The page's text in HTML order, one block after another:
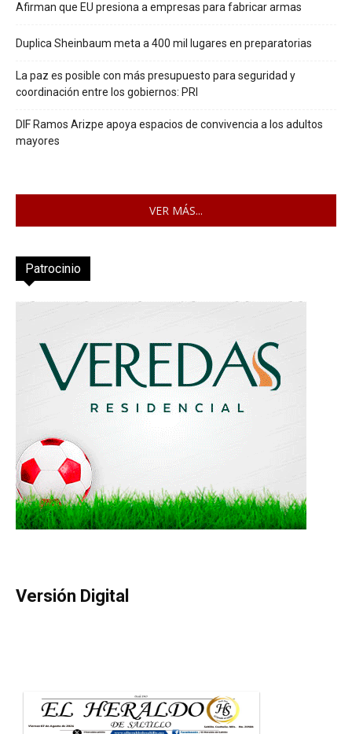
Afirman que EU presiona a empresas para fabricar armas
Duplica Sheinbaum meta a 400 mil lugares en preparatorias
La paz es posible con más presupuesto para seguridad y
coordinación entre los gobiernos: PRI
DIF Ramos Arizpe apoya espacios de convivencia a los adultos
mayores
VER MÁS...
Patrocinio
Versión Digital